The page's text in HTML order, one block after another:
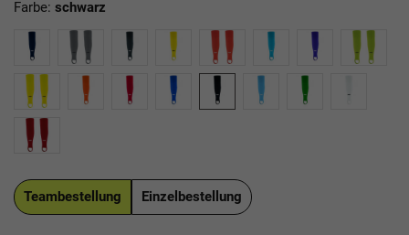
Farbe: schwarz
Teambestellung Einzelbestellung